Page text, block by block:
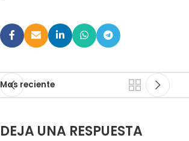
Mas reciente
DEJA UNA RESPUESTA